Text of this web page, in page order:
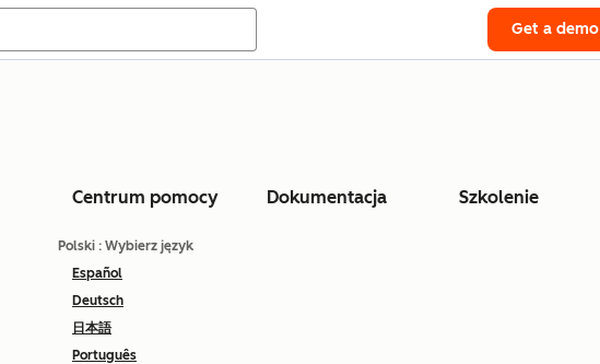
Get a demo
Centrum pomocy Dokumentacja Szkolenie
Polski : Wybierz język
Español
Deutsch
日本語
Português